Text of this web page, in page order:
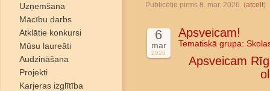
Uzņemšana
Mācību darbs
Atklātie konkursi
Mūsu laureāti
Audzināšana
Projekti
Karjeras izglītība
Publicētie pirms 8. mar. 2026. (atcelt)
6
mar
2026
Apsveicam!
Tematiskā grupa:
Apsveicam